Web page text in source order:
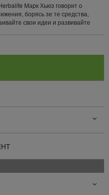
Марк Хьюз говорит о
борясь зе те средства,
свои идеи и развивайте